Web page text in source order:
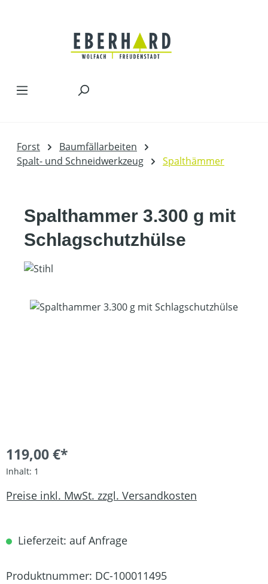
Forst
Baumfällarbeiten
Spalt- und Schneidwerkzeug
Spalthämmer
Spalthammer 3.300 g mit
Schlagschutzhülse
Bildergalerie überspringen
119,00 €*
Inhalt: 1
Preise inkl. MwSt. zzgl. Versandkosten
Lieferzeit: auf Anfrage
Produktnummer: DC-100011495